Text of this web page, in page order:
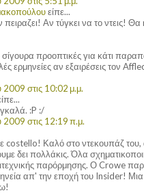
είπε...
πειραζει! Αν τύγκει να το ντεις!
προοπτικές για κάτι
ερμηνείες αν εξαιρέσεις τον
2009 στις 10:02 μ.μ.
γκαλά. :P :/
2009 στις 12:19 π.μ.
Καλό στο ντεκουπάζ
δει πολλάκις. Όλα
παρόρμησης. Ο Crowe
απ' την εποχή του Insider! Μια